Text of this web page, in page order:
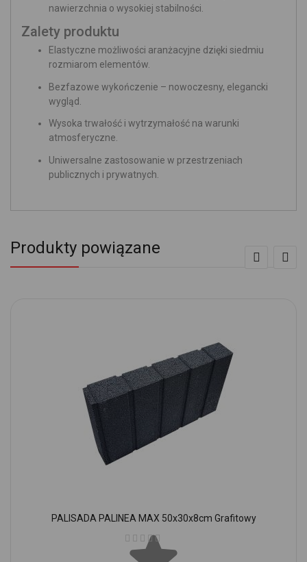
nawierzchnia o wysokiej stabilności.
Zalety produktu
Elastyczne możliwości aranżacyjne dzięki siedmiu
rozmiarom elementów.
Bezfazowe wykończenie – nowoczesny, elegancki
wygląd.
Wysoka trwałość i wytrzymałość na warunki
atmosferyczne.
Uniwersalne zastosowanie w przestrzeniach
publicznych i prywatnych.
Produkty powiązane
PALISADA PALINEA MAX 50x30x8cm Grafitowy
Ocena: